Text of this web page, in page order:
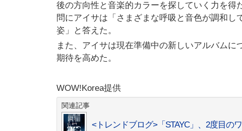
後の方向性と音楽的カラーを探していく力を
問にアイサは「さまざまな呼吸と音色が調和
姿」と答えた。
また、アイサは現在準備中の新しいアルバム
期待を高めた。
WOW!Korea提供
関連記事
<トレンドブログ>「STAYC」、2度目